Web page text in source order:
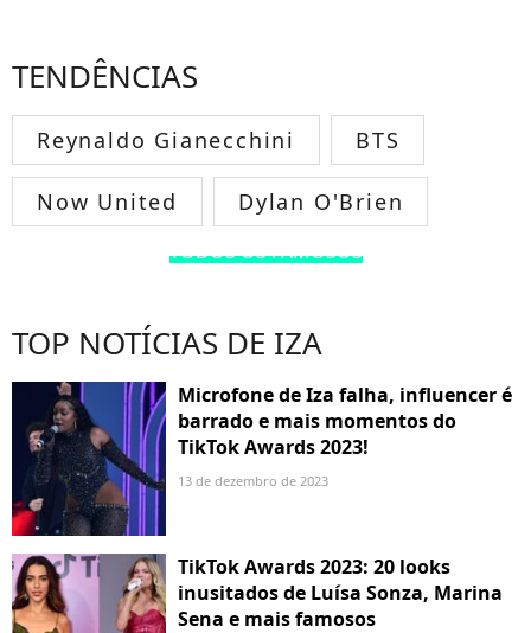
TENDÊNCIAS
Reynaldo Gianecchini BTS
Now United Dylan O'Brien
TODOS OS FAMOSOS
TOP NOTÍCIAS DE IZA
Microfone de Iza falha, influencer é
barrado e mais momentos do
TikTok Awards 2023!
13 de dezembro de 2023
TikTok Awards 2023: 20 looks
inusitados de Luísa Sonza, Marina
Sena e mais famosos